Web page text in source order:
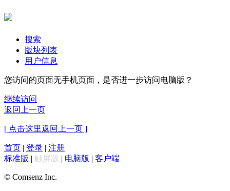
搜索
版块列表
用户信息
您访问的页面无手机页面，是否进一步访问电脑版？
继续访问
返回上一页
[ 点击这里返回上一页 ]
首页 | 登录 | 注册
标准版 | 触屏版 | 电脑版 | 客户端
© Comsenz Inc.